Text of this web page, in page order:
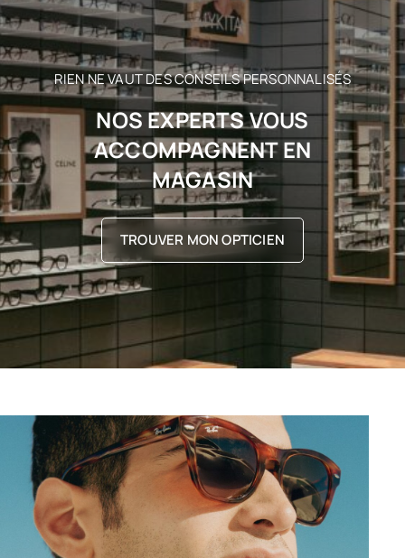
RIEN NE VAUT DES CONSEILS PERSONNALISÉS
NOS EXPERTS VOUS
ACCOMPAGNENT EN
MAGASIN
TROUVER MON OPTICIEN